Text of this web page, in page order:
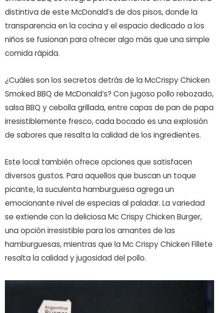
distintiva de este McDonald’s de dos pisos, donde la
transparencia en la cocina y el espacio dedicado a los
niños se fusionan para ofrecer algo más que una simple
comida rápida.
¿Cuáles son los secretos detrás de la McCrispy Chicken
Smoked BBQ de McDonald’s? Con jugoso pollo rebozado,
salsa BBQ y cebolla grillada, entre capas de pan de papa
irresistiblemente fresco, cada bocado es una explosión
de sabores que resalta la calidad de los ingredientes.
Este local también ofrece opciones que satisfacen
diversos gustos. Para aquellos que buscan un toque
picante, la suculenta hamburguesa agrega un
emocionante nivel de especias al paladar. La variedad
se extiende con la deliciosa Mc Crispy Chicken Burger,
una opción irresistible para los amantes de las
hamburguesas, mientras que la Mc Crispy Chicken Fillete
resalta la calidad y jugosidad del pollo.